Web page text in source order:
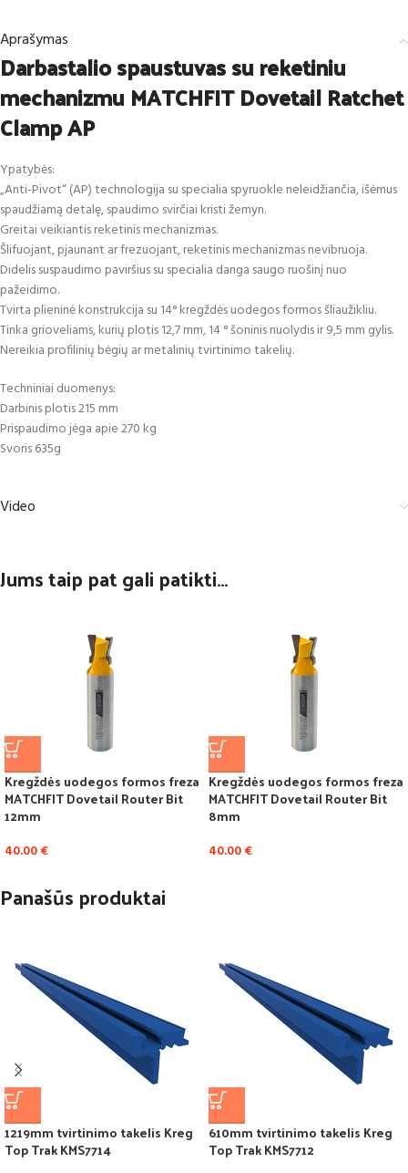
Aprašymas
Darbastalio spaustuvas su reketiniu
mechanizmu MATCHFIT Dovetail Ratchet
Clamp AP
Ypatybės:
„Anti-Pivot“ (AP) technologija su specialia spyruokle neleidžiančia, išėmus
spaudžiamą detalę, spaudimo svirčiai kristi žemyn.
Greitai veikiantis reketinis mechanizmas.
Šlifuojant, pjaunant ar frezuojant, reketinis mechanizmas nevibruoja.
Didelis suspaudimo paviršius su specialia danga saugo ruošinį nuo
pažeidimo.
Tvirta plieninė konstrukcija su 14° kregždės uodegos formos šliaužikliu.
Tinka grioveliams, kurių plotis 12,7 mm, 14 ° šoninis nuolydis ir 9,5 mm gylis.
Nereikia profilinių bėgių ar metalinių tvirtinimo takelių.
Techniniai duomenys:
Darbinis plotis 215 mm
Prispaudimo jėga apie 270 kg
Svoris 635g
Video
Jums taip pat gali patikti…
Kregždės uodegos formos freza
MATCHFIT Dovetail Router Bit
12mm
40.00€
Kregždės uodegos formos freza
MATCHFIT Dovetail Router Bit
8mm
40.00€
Panašūs produktai
1219mm tvirtinimo takelis Kreg
Top Trak KMS7714
610mm tvirtinimo takelis Kreg
Top Trak KMS7712